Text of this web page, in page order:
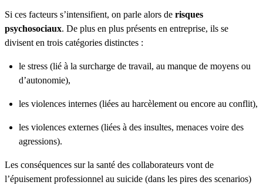
Si ces facteurs s’intensifient, on parle alors de risques
psychosociaux. De plus en plus présents en entreprise, ils se
divisent en trois catégories distinctes :
le stress (lié à la surcharge de travail, au manque de moyens ou
d’autonomie),
les violences internes (liées au harcèlement ou encore au conflit),
les violences externes (liées à des insultes, menaces voire des
agressions).
Les conséquences sur la santé des collaborateurs vont de
l’épuisement professionnel au suicide (dans les pires des scenarios)